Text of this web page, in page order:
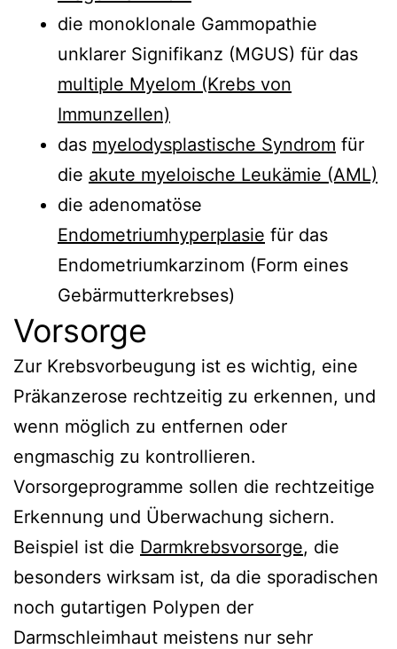
die monoklonale Gammopathie
unklarer Signifikanz (MGUS) für das
multiple Myelom (Krebs von
Immunzellen)
das myelodysplastische Syndrom für
die akute myeloische Leukämie (AML)
die adenomatöse
Endometriumhyperplasie für das
Endometriumkarzinom (Form eines
Gebärmutterkrebses)
Vorsorge
Zur Krebsvorbeugung ist es wichtig, eine
Präkanzerose rechtzeitig zu erkennen, und
wenn möglich zu entfernen oder
engmaschig zu kontrollieren.
Vorsorgeprogramme sollen die rechtzeitige
Erkennung und Überwachung sichern.
Beispiel ist die Darmkrebsvorsorge, die
besonders wirksam ist, da die sporadischen
noch gutartigen Polypen der
Darmschleimhaut meistens nur sehr